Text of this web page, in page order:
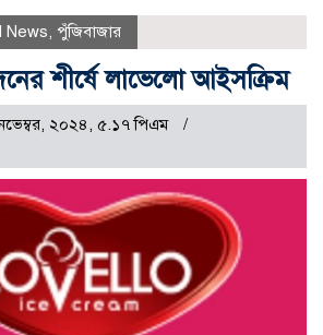
News পুঁজিবাজার
শীর্ষে লাভেলো আইসক্রিম
২০২৪, ৫.১৭ পিএম